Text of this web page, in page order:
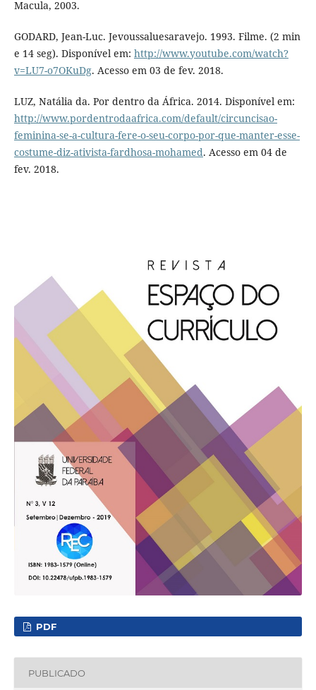
Macula, 2003.
GODARD, Jean-Luc. Jevoussaluesaravejo. 1993. Filme. (2 min
e 14 seg). Disponível em: http://www.youtube.com/watch?
v=LU7-o7OKuDg. Acesso em 03 de fev. 2018.
LUZ, Natália da. Por dentro da África. 2014. Disponível em:
http://www.pordentrodaafrica.com/default/circuncisao-
feminina-se-a-cultura-fere-o-seu-corpo-por-que-manter-esse-
costume-diz-ativista-fardhosa-mohamed. Acesso em 04 de
fev. 2018.
PDF
PUBLICADO